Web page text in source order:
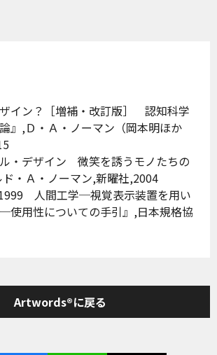
ザイン？［増補・改訂版］ 認知科学
』,Ｄ・Ａ・ノーマン（岡本明ほか
ル・デザイン 微笑を誘うモノたちの
・Ａ・ノーマン,新曜社,2004
1999 人間工学─視覚表示装置を用い
使用性についての手引』,日本規格協
Artwords®に戻る